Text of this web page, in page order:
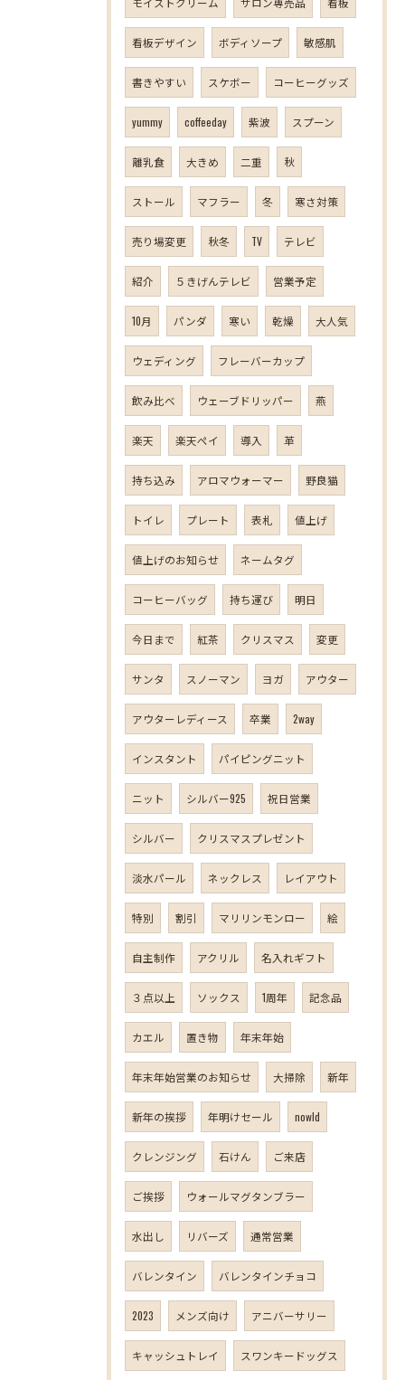
看板デザイン ボディソープ 敏感肌
書きやすい スケボー コーヒーグッズ
yummy coffeeday 紫波 スプーン
離乳食 大きめ 二重 秋
ストール マフラー 冬 寒さ対策
売り場変更 秋冬 TV テレビ
紹介 ５きげんテレビ 営業予定
10月 パンダ 寒い 乾燥 大人気
ウェディング フレーバーカップ
飲み比べ ウェーブドリッパー 燕
楽天 楽天ペイ 導入 革
持ち込み アロマウォーマー 野良猫
トイレ プレート 表札 値上げ
値上げのお知らせ ネームタグ
コーヒーバッグ 持ち運び 明日
今日まで 紅茶 クリスマス 変更
サンタ スノーマン ヨガ アウター
アウターレディース 卒業 2way
インスタント パイピングニット
ニット シルバー925 祝日営業
シルバー クリスマスプレゼント
淡水パール ネックレス レイアウト
特別 割引 マリリンモンロー 絵
自主制作 アクリル 名入れギフト
３点以上 ソックス 1周年 記念品
カエル 置き物 年末年始
年末年始営業のお知らせ 大掃除 新年
新年の挨拶 年明けセール nowld
クレンジング 石けん ご来店
ご挨拶 ウォールマグタンブラー
水出し リバーズ 通常営業
バレンタイン バレンタインチョコ
2023 メンズ向け アニバーサリー
キャッシュトレイ スワンキードッグス